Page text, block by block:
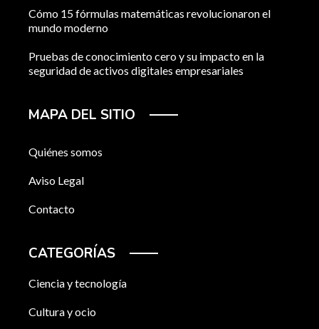
Cómo 15 fórmulas matemáticas revolucionaron el
mundo moderno
Pruebas de conocimiento cero y su impacto en la
seguridad de activos digitales empresariales
MAPA DEL SITIO
Quiénes somos
Aviso Legal
Contacto
CATEGORÍAS
Ciencia y tecnología
Cultura y ocio